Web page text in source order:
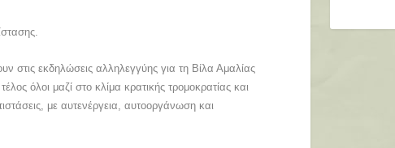
στις εκδηλώσεις αλληλεγγύης για τη Βίλα Αμαλίας
όλοι μαζί στο κλίμα κρατικής τρομοκρατίας και
με αυτενέργεια, αυτοοργάνωση και